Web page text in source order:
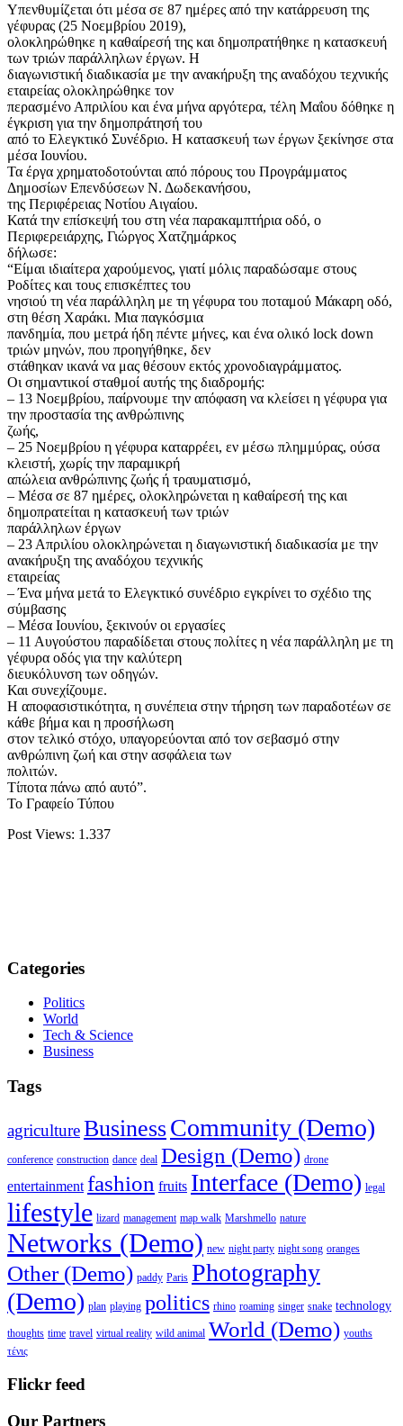
Υπενθυμίζεται ότι μέσα σε 87 ημέρες από την κατάρρευση της
γέφυρας (25 Νοεμβρίου 2019),
ολοκληρώθηκε η καθαίρεσή της και δημοπρατήθηκε η κατασκευή
των τριών παράλληλων έργων. Η
διαγωνιστική διαδικασία με την ανακήρυξη της αναδόχου τεχνικής
εταιρείας ολοκληρώθηκε τον
περασμένο Απριλίου και ένα μήνα αργότερα, τέλη Μαΐου δόθηκε η
έγκριση για την δημοπράτησή του
από το Ελεγκτικό Συνέδριο. Η κατασκευή των έργων ξεκίνησε στα
μέσα Ιουνίου.
Τα έργα χρηματοδοτούνται από πόρους του Προγράμματος
Δημοσίων Επενδύσεων Ν. Δωδεκανήσου,
της Περιφέρειας Νοτίου Αιγαίου.
Κατά την επίσκεψή του στη νέα παρακαμπτήρια οδό, ο
Περιφερειάρχης, Γιώργος Χατζημάρκος
δήλωσε:
“Είμαι ιδιαίτερα χαρούμενος, γιατί μόλις παραδώσαμε στους
Ροδίτες και τους επισκέπτες του
νησιού τη νέα παράλληλη με τη γέφυρα του ποταμού Μάκαρη οδό,
στη θέση Χαράκι. Μια παγκόσμια
πανδημία, που μετρά ήδη πέντε μήνες, και ένα ολικό lock down
τριών μηνών, που προηγήθηκε, δεν
στάθηκαν ικανά να μας θέσουν εκτός χρονοδιαγράμματος.
Oι σημαντικοί σταθμοί αυτής της διαδρομής:
– 13 Νοεμβρίου, παίρνουμε την απόφαση να κλείσει η γέφυρα για
την προστασία της ανθρώπινης
ζωής,
– 25 Νοεμβρίου η γέφυρα καταρρέει, εν μέσω πλημμύρας, ούσα
κλειστή, χωρίς την παραμικρή
απώλεια ανθρώπινης ζωής ή τραυματισμό,
– Μέσα σε 87 ημέρες, ολοκληρώνεται η καθαίρεσή της και
δημοπρατείται η κατασκευή των τριών
παράλληλων έργων
– 23 Απριλίου ολοκληρώνεται η διαγωνιστική διαδικασία με την
ανακήρυξη της αναδόχου τεχνικής
εταιρείας
– Ένα μήνα μετά το Ελεγκτικό συνέδριο εγκρίνει το σχέδιο της
σύμβασης
– Μέσα Ιουνίου, ξεκινούν οι εργασίες
– 11 Αυγούστου παραδίδεται στους πολίτες η νέα παράλληλη με τη
γέφυρα οδός για την καλύτερη
διευκόλυνση των οδηγών.
Και συνεχίζουμε.
Η αποφασιστικότητα, η συνέπεια στην τήρηση των παραδοτέων σε
κάθε βήμα και η προσήλωση
στον τελικό στόχο, υπαγορεύονται από τον σεβασμό στην
ανθρώπινη ζωή και στην ασφάλεια των
πολιτών.
Τίποτα πάνω από αυτό”.
Το Γραφείο Τύπου
Post Views: 1.337
Categories
Politics
World
Tech & Science
Business
Tags
agricultureBusinessCommunity (Demo)
conference construction dance deal Design (Demo) drone
entertainment fashion fruits Interface (Demo) legal
lifestyle lizard management map walk Marshmello nature
Networks (Demo) new night party night song oranges
Other (Demo) paddy Paris Photography
(Demo) plan playing politics rhino roaming singer snake technology
thoughts time travel virtual reality wild animal World (Demo) youths
τένις
Flickr feed
Our Partners